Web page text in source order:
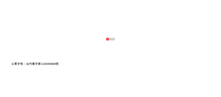
立案字號：台內團字第1100064680號